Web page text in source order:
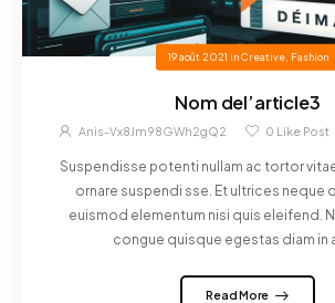
19 août 2021 inCreative, Fashion
Nom del’article3
Anis-Vx8Jm98GWh2gQ2 0 Like Post
Suspendisse potenti nullam ac tortor
ornare suspendi sse. Et ultrices neque
euismod elementum nisi quis eleifend.
congue quisque egestas diam in
Read More